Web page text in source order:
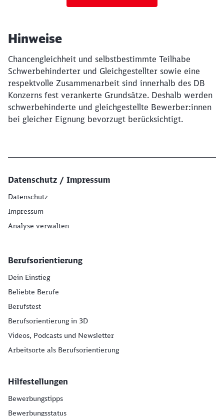
Hinweise
Chancengleichheit und selbstbestimmte Teilhabe
Schwerbehinderter und Gleichgestellter sowie eine
respektvolle Zusammenarbeit sind innerhalb des DB
Konzerns fest verankerte Grundsätze. Deshalb werden
schwerbehinderte und gleichgestellte Bewerber:innen
bei gleicher Eignung bevorzugt berücksichtigt.
Datenschutz / Impressum
Datenschutz
Impressum
Analyse verwalten
Berufsorientierung
Dein Einstieg
Beliebte Berufe
Berufstest
Berufsorientierung in 3D
Videos, Podcasts und Newsletter
Arbeitsorte als Berufsorientierung
Hilfestellungen
Bewerbungstipps
Bewerbungsstatus